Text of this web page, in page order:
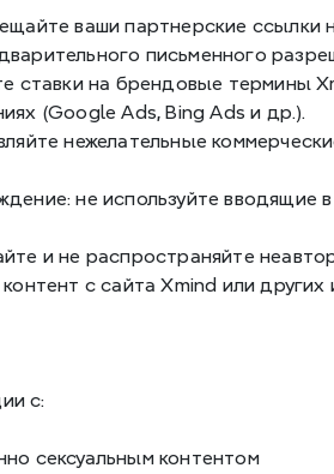
ваши партнерские ссылки
письменного
ставки на брендовые термины
(Google Ads, Bing Ads и др.).
нежелательные
не используйте вводящие
и не распространяйте
с сайта Xmind или других
с:
сексуальным контентом